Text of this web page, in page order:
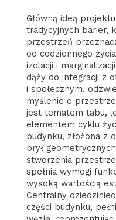
Główną ideą
tradycyjnych barier,
przestrzeń
od codziennego
izolacji i
dąży do integracji z
i społecznym,
myślenie o
jest tematem tabu,
elementem cyklu
budynku, złożona z
brył
stworzenia
spełnia wymogi
wysoką wartością
Centralny
części budynku,